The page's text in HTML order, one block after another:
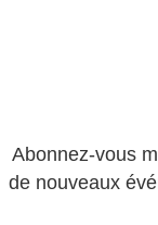
Abonnez-vous
de nouveaux